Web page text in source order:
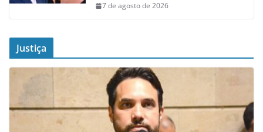
7 de agosto de 2026
Justiça